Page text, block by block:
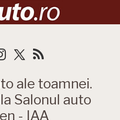
ale toamnei.
Salonul auto
- IAA